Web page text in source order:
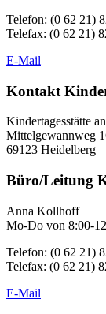
Telefon: (0 62 21)
Telefax: (0 62 21)
E-Mail
Kontakt
Kindertagesstätte
Mittelgewannweg
69123 Heidelberg
Büro/Leitung
Anna Kollhoff
Mo-Do von 8:00-
Telefon: (0 62 21)
Telefax: (0 62 21)
E-Mail